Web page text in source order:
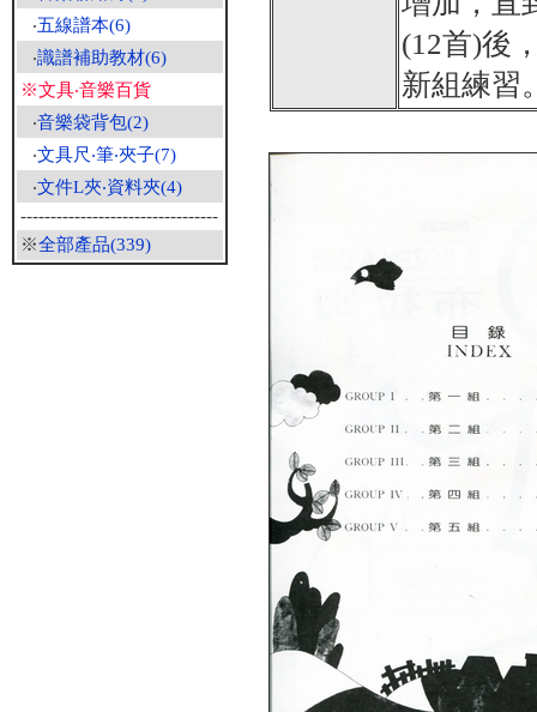
‧五線譜本(6)
‧識譜補助教材(6)
※文具‧音樂百貨
‧音樂袋背包(2)
‧文具尺‧筆‧夾子(7)
‧文件L夾‧資料夾(4)
---------------------------------
※全部產品(339)
(12首)後
新組練習